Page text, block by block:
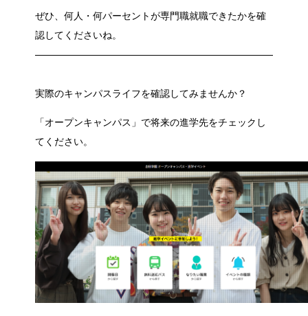
ぜひ、何人・何パーセントが専門職就職できたかを確
認してくださいね。
実際のキャンパスライフを確認してみませんか？
「オープンキャンパス」で将来の進学先をチェックし
てください。